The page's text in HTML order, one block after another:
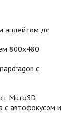
апдейтом до
800х480
с
MicroSD;
с автофокусом и